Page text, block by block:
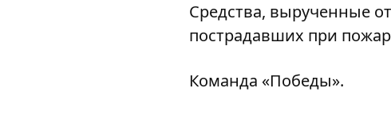
Средства, вырученные
пострадавших при
Команда «Победы».